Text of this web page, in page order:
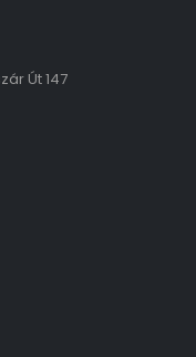
Út 147